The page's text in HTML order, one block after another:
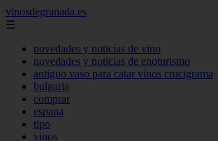
vinosdegranada.es
☰
novedades y noticias de vino
novedades y noticias de enoturismo
antiguo vaso para catar vinos crucigrama
bulgaria
comprar
espana
tipo
vinos